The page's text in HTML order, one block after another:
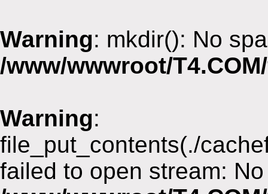
Warning: mkdir(): No
/www/wwwroot/
Warning:
file_put_contents(./
failed to open stream: